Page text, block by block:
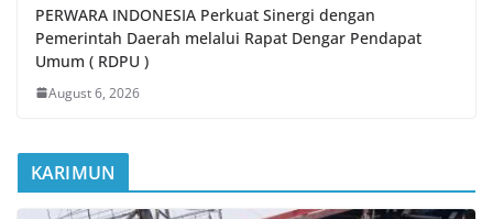
PERWARA INDONESIA Perkuat Sinergi dengan
Pemerintah Daerah melalui Rapat Dengar Pendapat
Umum ( RDPU )
August 6, 2026
KARIMUN